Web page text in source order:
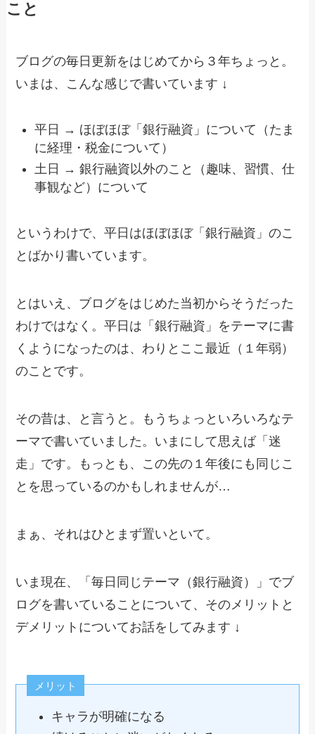
こと
ブログの毎日更新をはじめてから３年ちょっと。
いまは、こんな感じで書いています ↓
平日 → ほぼほぼ「銀行融資」について（たま
に経理・税金について）
土日 → 銀行融資以外のこと（趣味、習慣、仕
事観など）について
というわけで、平日はほぼほぼ「銀行融資」のこ
とばかり書いています。
とはいえ、ブログをはじめた当初からそうだった
わけではなく。平日は「銀行融資」をテーマに書
くようになったのは、わりとここ最近（１年弱）
のことです。
その昔は、と言うと。もうちょっといろいろなテ
ーマで書いていました。いまにして思えば「迷
走」です。もっとも、この先の１年後にも同じこ
とを思っているのかもしれませんが…
まぁ、それはひとまず置いといて。
いま現在、「毎日同じテーマ（銀行融資）」でブ
ログを書いていることについて、そのメリットと
デメリットについてお話をしてみます ↓
メリット
キャラが明確になる